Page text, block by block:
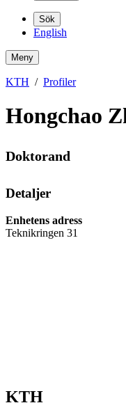
Sök
English
Meny
KTH Profiler
Hongchao
Doktorand
Detaljer
Enhetens adress
Teknikringen 31
KTH